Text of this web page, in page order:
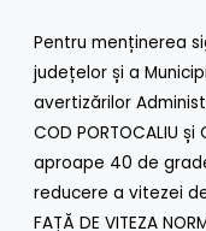
Pentru menținerea
județelor și a
avertizărilor
COD PORTOCALIU
aproape 40 de
reducere a vitezei
FAȚĂ DE VITEZA